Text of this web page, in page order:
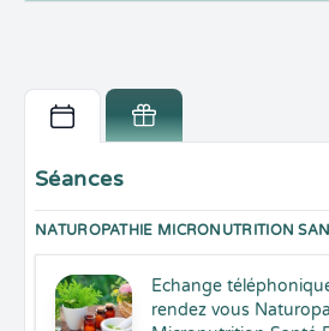
Séances
NATUROPATHIE MICRONUTRITION
Echange
rendez vous